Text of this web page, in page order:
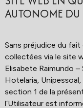
AUTONOME DU
Sans préjudice du
collectées via le site
Elisabete Raimundo
Hotelaria,
section 1 de la
l’Utilisateur est